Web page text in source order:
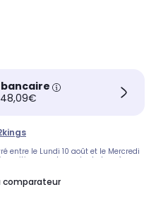
bancaire
entre le Lundi 10 août et le Mercredi
avant, pendant et après
comparateur